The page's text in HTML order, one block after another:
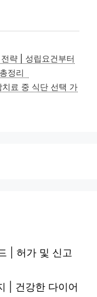
략 | 성립요건부터
정리
료 중 식단 선택 가
| 허가 및 신고
| 건강한 다이어